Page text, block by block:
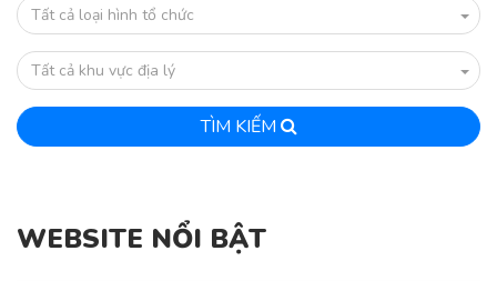
Tất cả loại hình tổ chức
Tất cả khu vực địa lý
TÌM KIẾM
WEBSITE NỔI BẬT